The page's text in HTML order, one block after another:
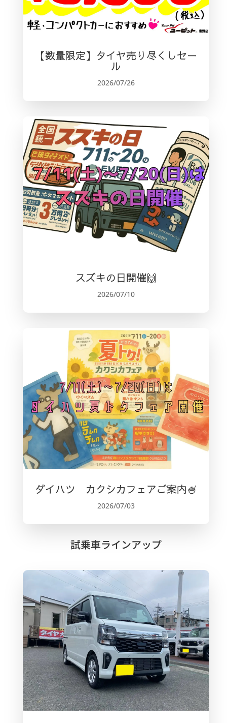
【数量限定】タイヤ売り尽くしセー
ル
2026/07/26
スズキの日開催🙌
2026/07/10
ダイハツ カクシカフェアご案内🍧
2026/07/03
試乗車ラインアップ